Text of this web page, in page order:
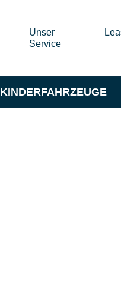
Unser
Service
KINDERFAHRZEUGE